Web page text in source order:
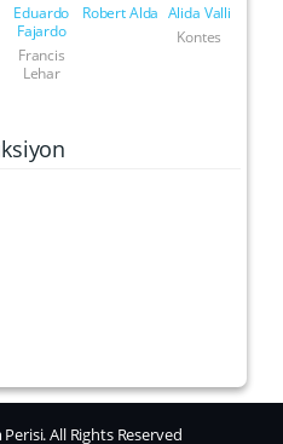
Eduardo
Fajardo
Francis
Lehar
Robert Alda Alida Valli
Kontes
All Rights Reserved